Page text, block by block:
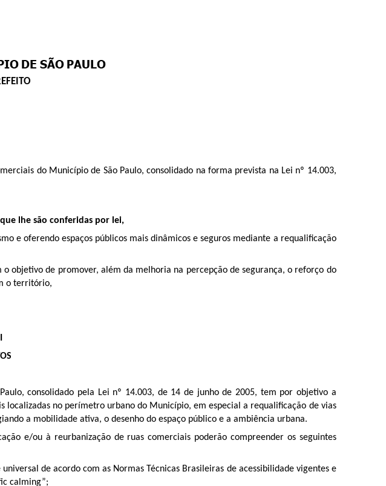
do Município de São Paulo, consolidado na forma prevista na Lei nº 14.003,
lhe são conferidas por lei,
e oferendo espaços públicos mais dinâmicos e seguros mediante a requalificação
objetivo de promover, além da melhoria na percepção de segurança, o reforço do
o território,
consolidado pela Lei nº 14.003, de 14 de junho de 2005, tem por objetivo a
localizadas no perímetro urbano do Município, em especial a requalificação de vias
a mobilidade ativa, o desenho do espaço público e a ambiência urbana.
e/ou à reurbanização de ruas comerciais poderão compreender os seguintes
de acordo com as Normas Técnicas Brasileiras de acessibilidade vigentes e
calming”;